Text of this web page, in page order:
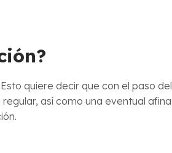
quiere decir que con el paso
así como una eventual